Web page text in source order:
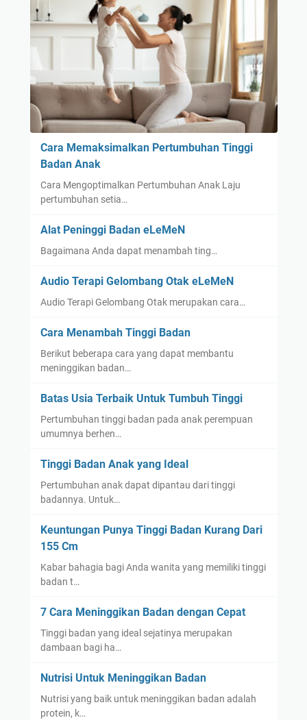
Cara Memaksimalkan Pertumbuhan Tinggi
Badan Anak
Cara Mengoptimalkan Pertumbuhan Anak Laju
pertumbuhan setia…
Alat Peninggi Badan eLeMeN
Bagaimana Anda dapat menambah ting…
Audio Terapi Gelombang Otak eLeMeN
Audio Terapi Gelombang Otak merupakan cara…
Cara Menambah Tinggi Badan
Berikut beberapa cara yang dapat membantu
meninggikan badan…
Batas Usia Terbaik Untuk Tumbuh Tinggi
Pertumbuhan tinggi badan pada anak perempuan
umumnya berhen…
Tinggi Badan Anak yang Ideal
Pertumbuhan anak dapat dipantau dari tinggi
badannya. Untuk…
Keuntungan Punya Tinggi Badan Kurang Dari
155 Cm
Kabar bahagia bagi Anda wanita yang memiliki tinggi
badan t…
7 Cara Meninggikan Badan dengan Cepat
Tinggi badan yang ideal sejatinya merupakan
dambaan bagi ha…
Nutrisi Untuk Meninggikan Badan
Nutrisi yang baik untuk meninggikan badan adalah
protein, k…